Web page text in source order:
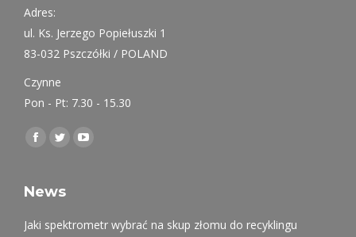
Adres:
ul. Ks. Jerzego Popiełuszki 1
83-032 Pszczółki / POLAND
Czynne
Pon - Pt: 7.30 - 15.30
Find us on:
Facebook
opens
new
Twitter
opens
new
YouTube
new
News
Jaki spektrometr wybrać na skup złomu do recyklingu